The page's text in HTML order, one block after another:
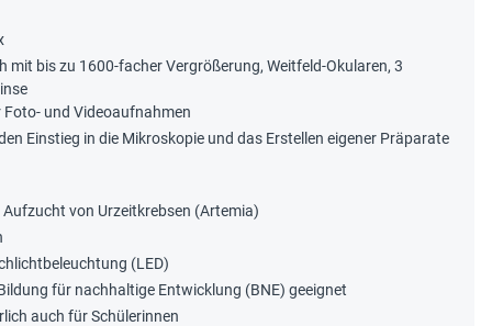
mit bis zu 1600-facher Vergrößerung, Weitfeld-Okularen, 3
und Videoaufnahmen
Einstieg in die Mikroskopie und das Erstellen eigener Präparate
von Urzeitkrebsen (Artemia)
(LED)
für nachhaltige Entwicklung (BNE) geeignet
auch für Schülerinnen